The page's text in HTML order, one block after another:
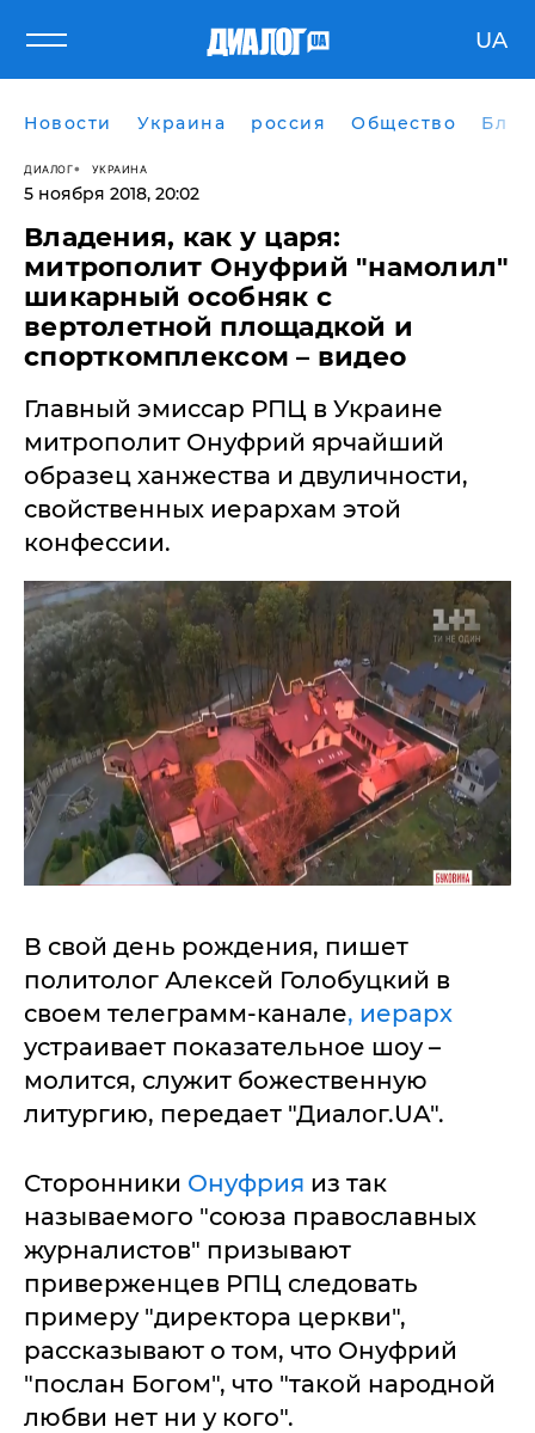
UA
Новости Украина россия Общество
ДИАЛОГ УКРАИНА
5 ноября 2018, 20:02
Владения, как у царя:
митрополит Онуфрий "намолил"
шикарный особняк с
вертолетной площадкой и
спорткомплексом – видео
Главный эмиссар РПЦ в Украине
митрополит Онуфрий ярчайший
образец ханжества и двуличности,
свойственных иерархам этой
конфессии.
В свой день рождения, пишет
политолог Алексей Голобуцкий в
своем телеграмм-канале, иерарх
устраивает показательное шоу –
молится, служит божественную
литургию, передает "Диалог.UA".
Сторонники Онуфрия из так
называемого "союза православных
журналистов" призывают
приверженцев РПЦ следовать
примеру "директора церкви",
рассказывают о том, что Онуфрий
"послан Богом", что "такой народной
любви нет ни у кого".